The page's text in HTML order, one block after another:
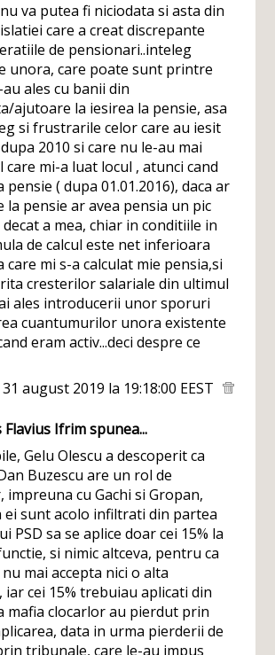
va putea fi niciodata si asta din
care a creat discrepante
de pensionari..inteleg
unora, care poate sunt printre
au ales cu banii din
ajutoare la iesirea la pensie, asa
si frustrarile celor care au iesit
2010 si care nu le-au mai
care mi-a luat locul , atunci cand
pensie ( dupa 01.01.2016), daca ar
la pensie ar avea pensia un pic
a mea, chiar in conditiile in
de calcul este net inferioara
care mi s-a calculat mie pensia,si
cresterilor salariale din ultimul
ales introducerii unor sporuri
cuantumurilor unora existente
eram activ...deci despre ce
august 2019 la 19:18:00 EEST
Flavius Ifrimspunea...
Gelu Olescu a descoperit ca
Buzescu are un rol de
impreuna cu Gachi si Gropan,
ei sunt acolo infiltrati din partea
PSD sa se aplice doar cei 15% la
si nimic altceva, pentru ca
mai accepta nici o alta
iar cei 15% trebuiau aplicati din
mafia clocarlor au pierdut prin
data in urma pierderii de
tribunale, care le-au impus